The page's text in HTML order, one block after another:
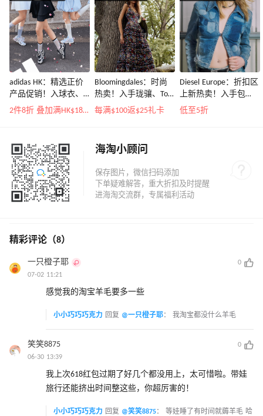
adidas HK：精选正价
产品促销！入球衣、
金属银跆拳道鞋等
2件8折 叠加满HK$1800-100
Bloomingdales：时尚
热卖！入手珑骧、Tory
Burch、拉夫劳伦等
每满$100返$25礼卡
Diesel Europe：折扣区
上新热卖！入手包
袋、服饰、鞋履等
低至5折
海淘小顾问
精彩评论（8）
一只橙子耶
0
07-02 11:21
感觉我的淘宝羊毛要多一些
小小巧巧巧克力 回复 @一只橙子耶： 我淘宝都没什么羊毛
笑笑8875
0
06-30 13:39
我上次618红包过期了好几个都没用上，太可惜啦。带娃
旅行还能挤出时间整这些，你超厉害的！
小小巧巧巧克力 回复 @笑笑8875： 等娃睡了有时间就薅羊毛 哈